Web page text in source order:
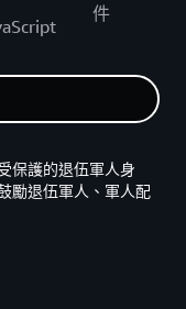
件
保護的退伍軍人身
勵退伍軍人、軍人配